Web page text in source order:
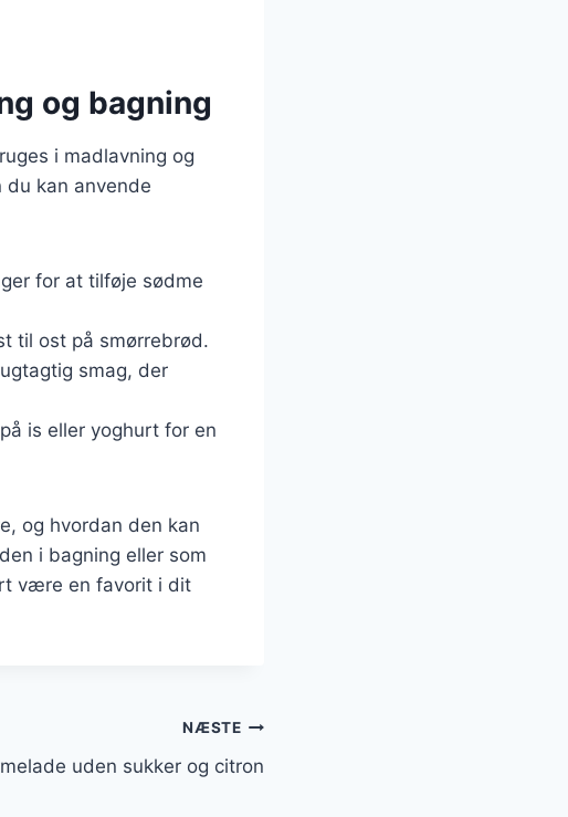
og bagning
i madlavning og
du kan anvende
for at tilføje sødme
til ost på smørrebrød.
smag, der
is eller yoghurt for en
og hvordan den kan
i bagning eller som
være en favorit i dit
NÆSTE
uden sukker og citron